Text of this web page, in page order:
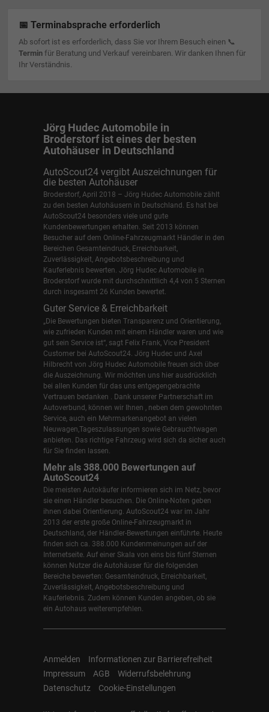
📅 Terminabsprache erforderlich
Ab sofort ist es erforderlich, dass Sie vor Ihrem Besuch einen 📞
Terminfür Beratung und Verkauf vereinbaren. Wir danken Ihnen für
Ihr Verständnis.
Jörg Hudec Automobile in
Broderstorf ist eines der besten
Autohäuser in Deutschland
AutoScout24 vergibt Auszeichnungen für
die besten Autohäuser
Broderstorf, April 2018 – Jörg Hudec Automobile zählt
zu den besten Autohäusern in Deutschland. Es hat bei
AutoScout24 besonders viele und gute
Kundenbewertungen erhalten. Seit 2013 können
Besucher auf dem Online-Fahrzeugmarkt Händler in den
Bereichen Gesamteindruck, Erreichbarkeit,
Zuverlässigkeit, Angebotsbeschreibung und
Kauferlebnis bewerten. Jörg Hudec Automobile in
Broderstorf wurde mit durchschnittlich 4,4 von 5 Sternen
durch insgesamt 26 Kunden bewertet.
Guter Service & Erreichbarkeit
„Die Bewertungen bieten Transparenz und Orientierung,
wie zufrieden Kunden mit einem Händler waren und wie
gut sein Service ist“, sagt Felix Frank, Vice President
Customer bei AutoScout24. Jörg Hudec und Axel
Hilbrecht von Jörg Hudec Automobile freuen sich über
die Auszeichnung. Wir möchten uns hier ausdrücklich
bei allen Kunden für das uns entgegengebrachte
Vertrauen bedanken . Dank unserer Partnerschaft im
Autoverbund, können wir Ihnen , neben dem gewohnten
Service, auch ein Mehrmarkenangebot an vielen
Neuwagen,Tageszulassungen sowie Gebrauchtwagen
anbieten. Das richtige Fahrzeug wird sich da sicher auch
für Sie finden lassen.
Mehr als 388.000 Bewertungen auf
AutoScout24
Die meisten Autokäufer informieren sich im Netz, bevor
sie einen Händler besuchen. Die Online-Noten geben
ihnen dabei Orientierung. AutoScout24 war im Jahr
2013 der erste große Online-Fahrzeugmarkt in
Deutschland, der Händler-Bewertungen einführte. Heute
finden sich ca. 388.000 Kundenmeinungen auf der
Internetseite. Auf einer Skala von eins bis fünf Sternen
können Nutzer die Autohäuser für die folgenden
Bereiche bewerten: Gesamteindruck, Erreichbarkeit,
Zuverlässigkeit, Angebotsbeschreibung und
Kauferlebnis. Zudem können Kunden angeben, ob sie
ein Autohaus weiterempfehlen.
Anmelden
Informationen zur Barrierefreiheit
Impressum
AGB
Widerrufsbelehrung
Datenschutz
Cookie-Einstellungen